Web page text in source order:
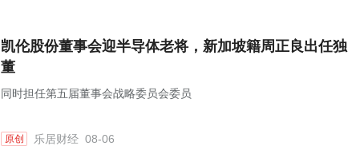
凯伦股份董事会迎半导体老将，新加坡籍周正良出任独
董
同时担任第五届董事会战略委员会委员
原创 乐居财经 08-06